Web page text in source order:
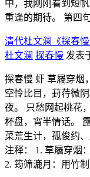
中，我刚刚看到短
重逢的期待。 第四
清代杜文澜《探春
杜文澜 探春慢 发表
探春慢 虾 草屩穿烟
空怜比目，葑荇微
夜。 只愁网起桃花
杯盘，宵半情话。
菜荒生计，孤俊约
注释： 1. 草屩穿烟
2. 筠筛漉月：用竹